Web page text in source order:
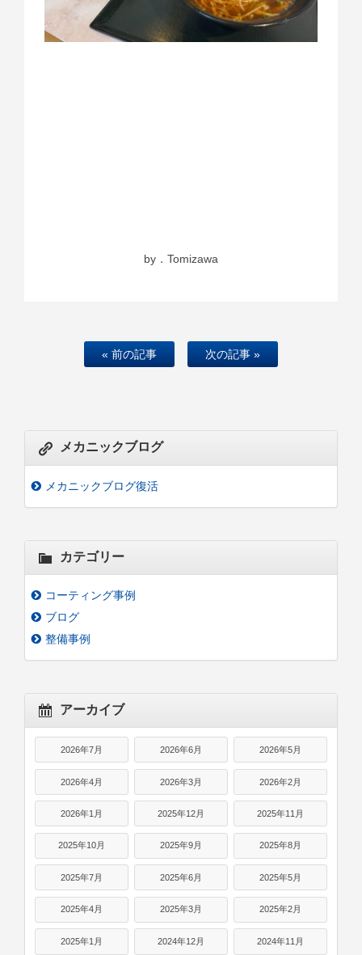
by．Tomizawa
« 前の記事 次の記事 »
メカニックブログ
メカニックブログ復活
カテゴリー
コーティング事例
ブログ
整備事例
アーカイブ
2026年7月 2026年6月 2026年5月
2026年4月 2026年3月 2026年2月
2026年1月 2025年12月 2025年11月
2025年10月 2025年9月 2025年8月
2025年7月 2025年6月 2025年5月
2025年4月 2025年3月 2025年2月
2025年1月 2024年12月 2024年11月